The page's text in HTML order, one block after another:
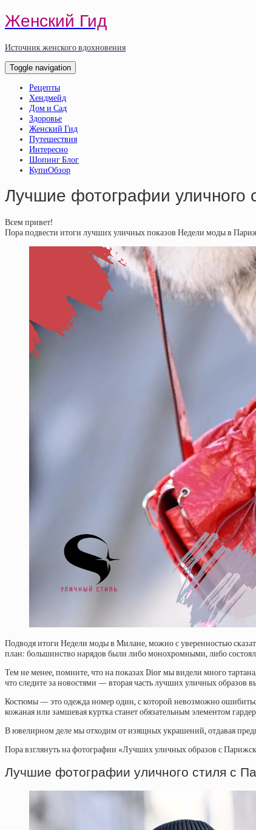
Женский Гид
Источник женского вдохновения
Toggle navigation
Рецепты
Хендмейд
Дом и Сад
Здоровье
Женский Гид
Путешествия
Интересно
Шопинг Блог
КупиОбзор
Лучшие фотографии уличного
Всем привет!
Пора подвести итоги лучших уличных показов Недели моды в
Подводя итоги Недели моды в Милане, можно с уверенностью
план: большинство нарядов были либо монохромными, либо
Тем не менее, помните, что на показах Dior мы видели много
что следите за новостями — вторая часть лучших уличных образов
Костюмы — это одежда номер один, с которой невозможно
кожаная или замшевая куртка станет обязательным элементом
В ювелирном деле мы отходим от изящных украшений, отдавая
Пора взглянуть на фотографии «Лучших уличных образов с
Лучшие фотографии уличного стиля с